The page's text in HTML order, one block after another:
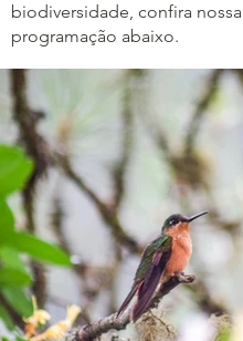
biodiversidade, confira nossa
programação abaixo.